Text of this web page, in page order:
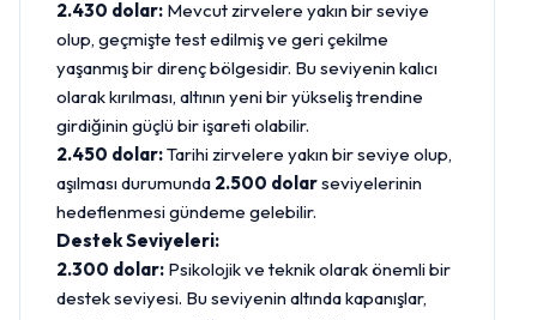
2.430 dolar: Mevcut zirvelere yakın bir seviye
olup, geçmişte test edilmiş ve geri çekilme
yaşanmış bir direnç bölgesidir. Bu seviyenin kalıcı
olarak kırılması, altının yeni bir yükseliş trendine
girdiğinin güçlü bir işareti olabilir.
2.450 dolar:Tarihi zirvelere yakın bir seviye olup,
aşılması durumunda 2.500 dolarseviyelerinin
hedeflenmesi gündeme gelebilir.
Destek Seviyeleri:
2.300 dolar: Psikolojik ve teknik olarak önemli bir
destek seviyesi. Bu seviyenin altında kapanışlar,